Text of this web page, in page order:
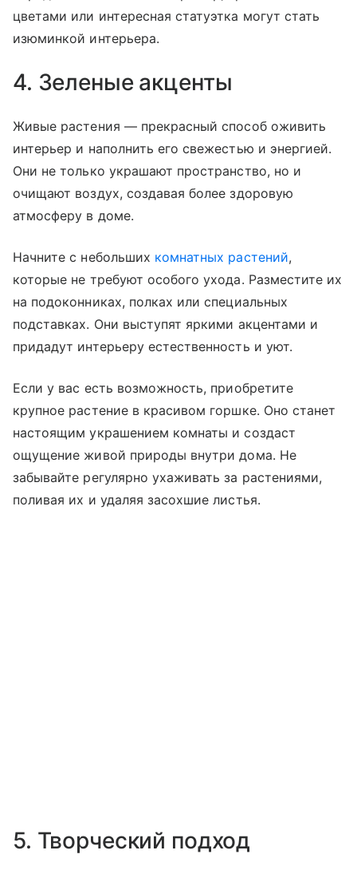
цветами или интересная статуэтка могут стать
изюминкой интерьера.
4. Зеленые акценты
Живые растения — прекрасный способ оживить
интерьер и наполнить его свежестью и энергией.
Они не только украшают пространство, но и
очищают воздух, создавая более здоровую
атмосферу в доме.
Начните с небольших комнатных растений,
которые не требуют особого ухода. Разместите их
на подоконниках, полках или специальных
подставках. Они выступят яркими акцентами и
придадут интерьеру естественность и уют.
Если у вас есть возможность, приобретите
крупное растение в красивом горшке. Оно станет
настоящим украшением комнаты и создаст
ощущение живой природы внутри дома. Не
забывайте регулярно ухаживать за растениями,
поливая их и удаляя засохшие листья.
5. Творческий подход